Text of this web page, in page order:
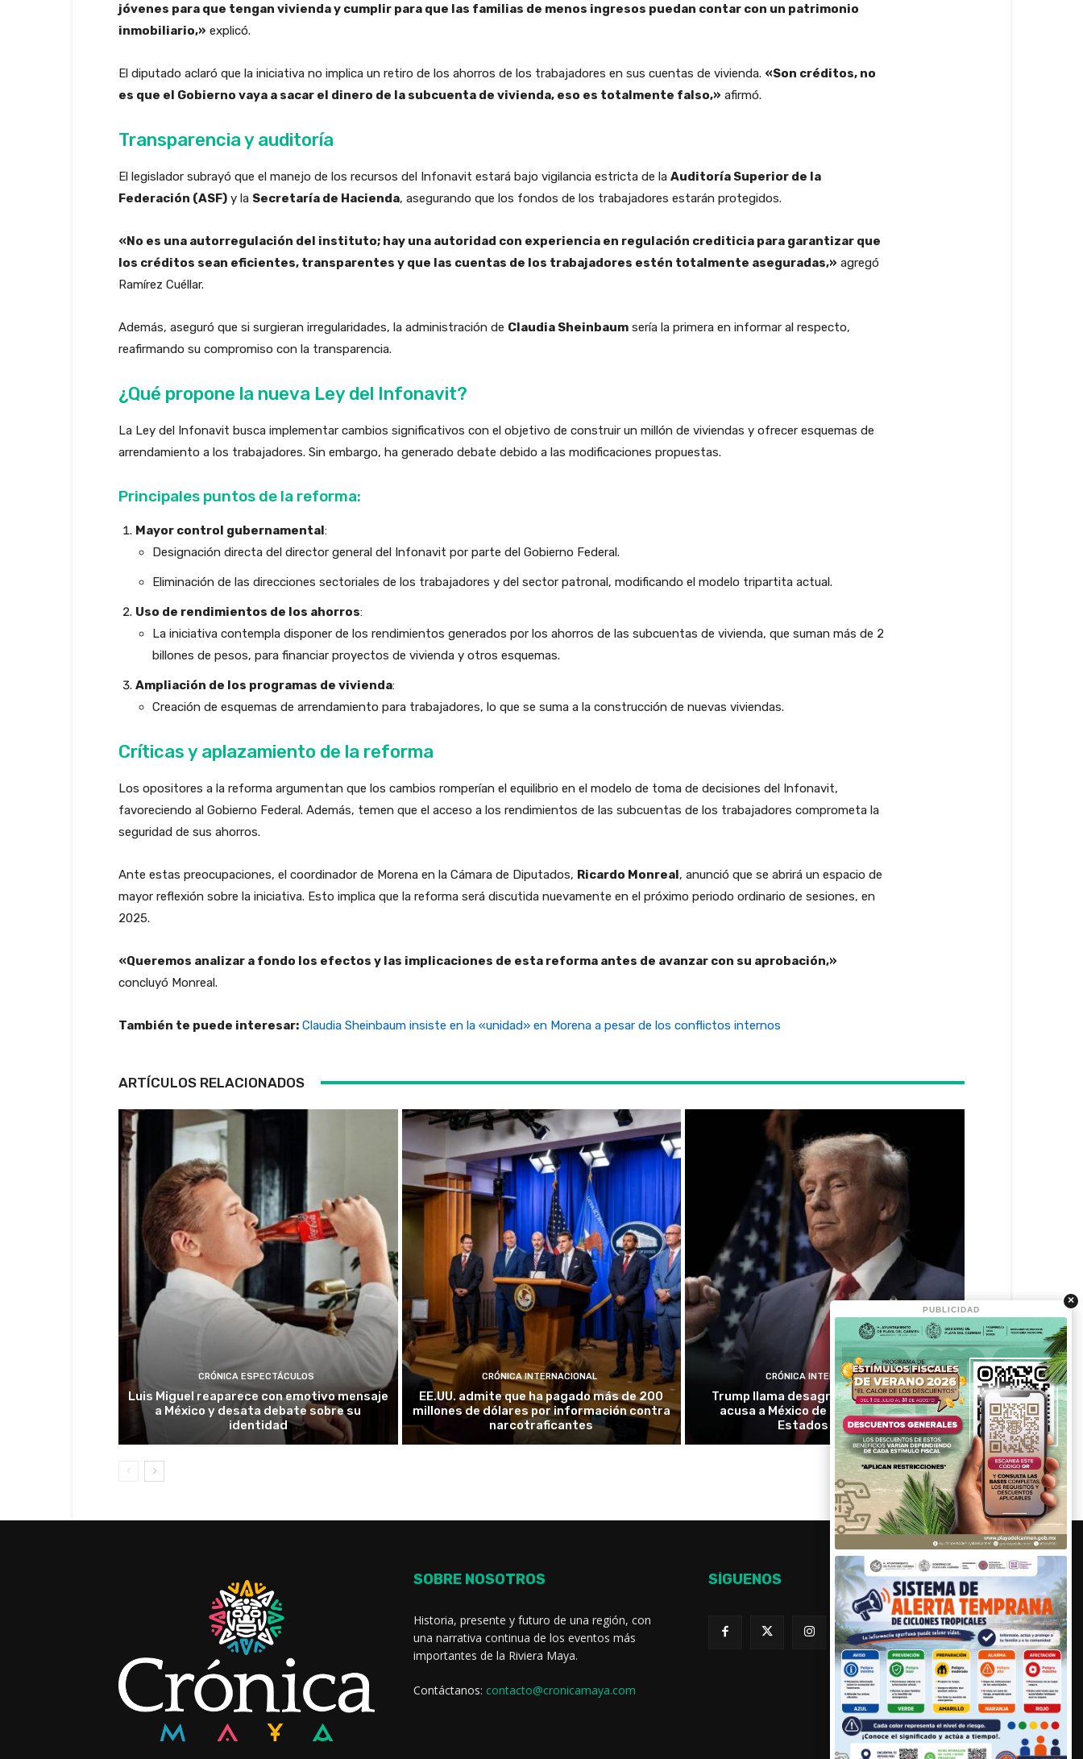
jóvenes para que tengan vivienda y cumplir para que las familias de menos ingresos puedan contar con un patrimonio
inmobiliario,» explicó.
El diputado aclaró que la iniciativa no implica un retiro de los ahorros de los trabajadores en sus cuentas de vivienda. «Son créditos, no
es que el Gobierno vaya a sacar el dinero de la subcuenta de vivienda, eso es totalmente falso,» afirmó.
Transparencia y auditoría
El legislador subrayó que el manejo de los recursos del Infonavit estará bajo vigilancia estricta de la Auditoría Superior de la
Federación (ASF) y la Secretaría de Hacienda, asegurando que los fondos de los trabajadores estarán protegidos.
«No es una autorregulación del instituto; hay una autoridad con experiencia en regulación crediticia para garantizar que
los créditos sean eficientes, transparentes y que las cuentas de los trabajadores estén totalmente aseguradas,» agregó
Ramírez Cuéllar.
Además, aseguró que si surgieran irregularidades, la administración de Claudia Sheinbaum sería la primera en informar al respecto,
reafirmando su compromiso con la transparencia.
¿Qué propone la nueva Ley del Infonavit?
La Ley del Infonavit busca implementar cambios significativos con el objetivo de construir un millón de viviendas y ofrecer esquemas de
arrendamiento a los trabajadores. Sin embargo, ha generado debate debido a las modificaciones propuestas.
Principales puntos de la reforma:
Mayor control gubernamental:
Designación directa del director general del Infonavit por parte del Gobierno Federal.
Eliminación de las direcciones sectoriales de los trabajadores y del sector patronal, modificando el modelo tripartita actual.
Uso de rendimientos de los ahorros:
La iniciativa contempla disponer de los rendimientos generados por los ahorros de las subcuentas de vivienda, que suman más de 2
billones de pesos, para financiar proyectos de vivienda y otros esquemas.
Ampliación de los programas de vivienda:
Creación de esquemas de arrendamiento para trabajadores, lo que se suma a la construcción de nuevas viviendas.
Críticas y aplazamiento de la reforma
Los opositores a la reforma argumentan que los cambios romperían el equilibrio en el modelo de toma de decisiones del Infonavit,
favoreciendo al Gobierno Federal. Además, temen que el acceso a los rendimientos de las subcuentas de los trabajadores comprometa la
seguridad de sus ahorros.
Ante estas preocupaciones, el coordinador de Morena en la Cámara de Diputados, Ricardo Monreal, anunció que se abrirá un espacio de
mayor reflexión sobre la iniciativa. Esto implica que la reforma será discutida nuevamente en el próximo periodo ordinario de sesiones, en
2025.
«Queremos analizar a fondo los efectos y las implicaciones de esta reforma antes de avanzar con su aprobación,»
concluyó Monreal.
También te puede interesar: Claudia Sheinbaum insiste en la «unidad» en Morena a pesar de los conflictos internos
ARTÍCULOS RELACIONADOS
CRÓNICA ESPECTÁCULOS
Luis Miguel reaparece con emotivo mensaje
a México y desata debate sobre su
identidad
CRÓNICA INTERNACIONAL
EE.UU. admite que ha pagado más de 200
millones de dólares por información contra
narcotraficantes
CRÓNICA INTERNACIONAL
Trump llama desagradable a Canadá y
acusa a México de aprovecharse de
Estados Unidos
SOBRE NOSOTROS
Historia, presente y futuro de una región, con
una narrativa continua de los eventos más
importantes de la Riviera Maya.
Contáctanos: contacto@cronicamaya.com
SÍGUENOS
×
PUBLICIDAD